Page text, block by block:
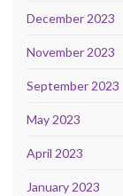
December 2023
November 2023
September 2023
May 2023
April 2023
January 2023